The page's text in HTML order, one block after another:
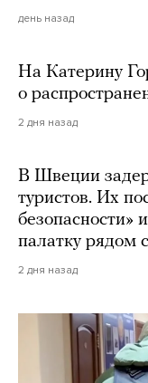
день назад
На Катерину
о
2 дня назад
В Швеции
туристов. Их
безопасности»
палатку рядом
2 дня назад